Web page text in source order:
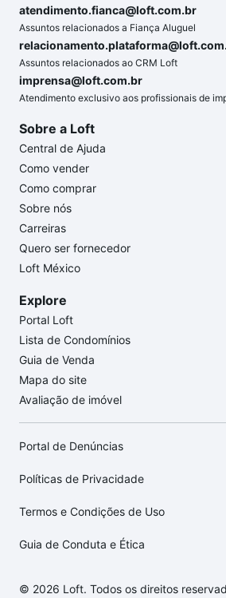
atendimento.fianca@loft.com.br
Assuntos relacionados a Fiança Aluguel
Assuntos relacionados ao CRM Loft
imprensa@loft.com.br
Atendimento exclusivo aos profissionais de
Sobre a Loft
Central de Ajuda
Como vender
Como comprar
Sobre nós
Carreiras
Quero ser fornecedor
Loft México
Explore
Portal Loft
Lista de Condomínios
Guia de Venda
Mapa do site
Avaliação de imóvel
Portal de Denúncias
Políticas de Privacidade
Termos e Condições de Uso
Guia de Conduta e Ética
© 2026 Loft. Todos os direitos